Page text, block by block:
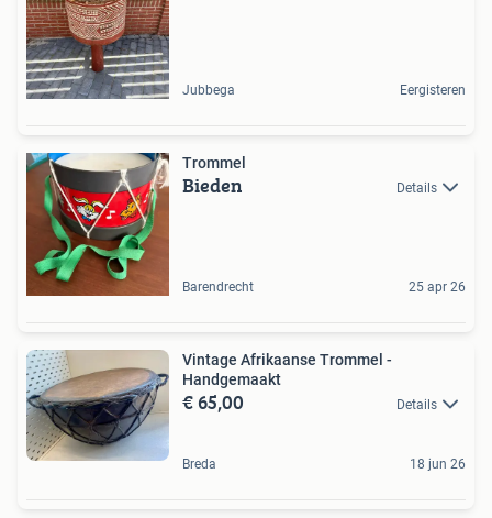
Jubbega Eergisteren
Trommel
Bieden Details
Barendrecht 25 apr 26
Vintage Afrikaanse Trommel -
Handgemaakt
€ 65,00 Details
Breda 18 jun 26